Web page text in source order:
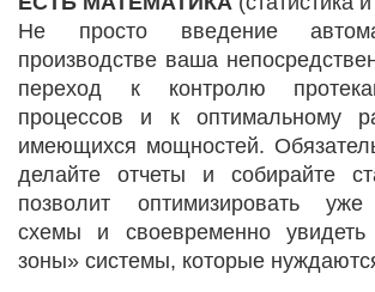
Не просто введение
производстве ваша
переход к контролю
процессов и к оптимальному
имеющихся мощностей.
делайте отчеты и собирайте
позволит оптимизировать
схемы и своевременно увидеть
зоны» системы, которые